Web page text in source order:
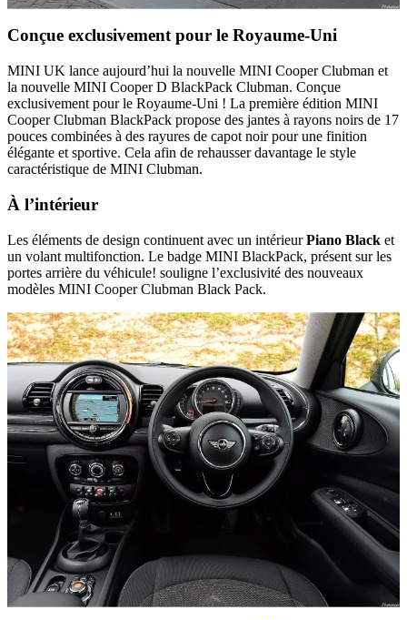
Conçue exclusivement pour le Royaume-Uni
MINI UK lance aujourd’hui la nouvelle MINI Cooper Clubman et
la nouvelle MINI Cooper D BlackPack Clubman. Conçue
exclusivement pour le Royaume-Uni ! La première édition MINI
Cooper Clubman BlackPack propose des jantes à rayons noirs de 17
pouces combinées à des rayures de capot noir pour une finition
élégante et sportive. Cela afin de rehausser davantage le style
caractéristique de MINI Clubman.
À l’intérieur
Les éléments de design continuent avec un intérieurPiano Black et
un volant multifonction. Le badge MINI BlackPack, présent sur les
portes arrière du véhicule! souligne l’exclusivité des nouveaux
modèles MINI Cooper Clubman Black Pack.